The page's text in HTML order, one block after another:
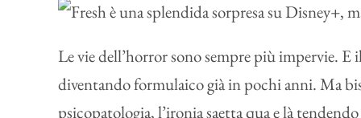
Le vie dell’horror sono sempre più impervie. E
diventando formulaico già in pochi anni. Ma
psicopatologia, l’ironia saetta qua e là